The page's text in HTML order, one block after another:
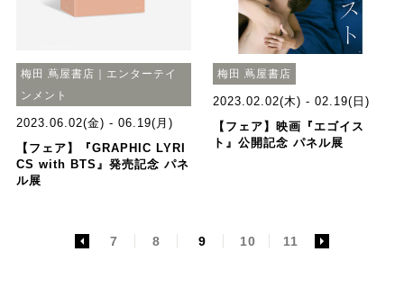
梅田 蔦屋書店｜エンターテイ
ンメント
2023.06.02(金) - 06.19(月)
【フェア】『GRAPHIC LYRI
CS with BTS』発売記念 パネ
ル展
梅田 蔦屋書店
2023.02.02(木) - 02.19(日)
【フェア】映画『エゴイス
ト』公開記念 パネル展
7 8 9 10 11